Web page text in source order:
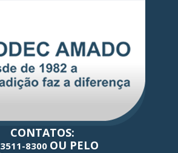
CONTATOS:
3511-8300 OU PELO